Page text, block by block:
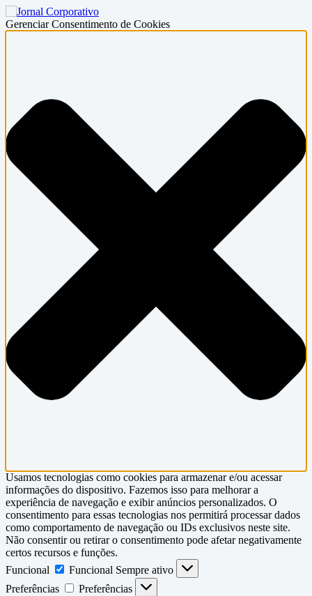
Gerenciar Consentimento de Cookies
Usamos tecnologias como cookies para armazenar e/ou acessar
informações do dispositivo. Fazemos isso para melhorar a
experiência de navegação e exibir anúncios personalizados. O
consentimento para essas tecnologias nos permitirá processar dados
como comportamento de navegação ou IDs exclusivos neste site.
Não consentir ou retirar o consentimento pode afetar negativamente
certos recursos e funções.
Funcional
Funcional Sempre ativo
Preferências
Preferências